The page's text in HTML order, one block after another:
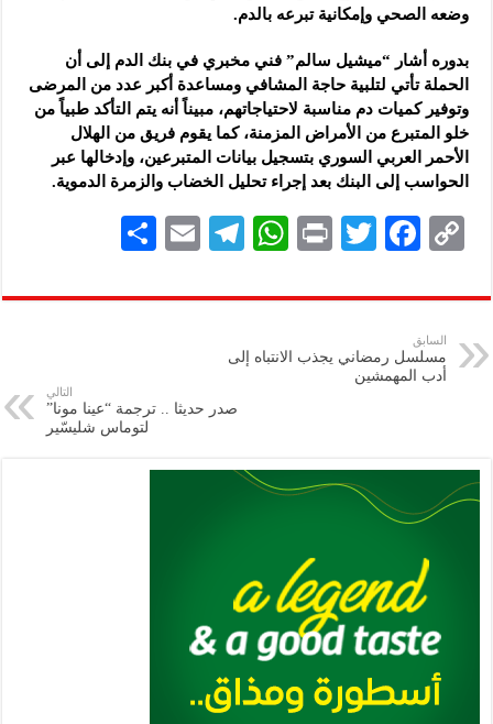
وضعه الصحي وإمكانية تبرعه بالدم.
بدوره أشار “ميشيل سالم” فني مخبري في بنك الدم إلى أن
الحملة تأتي لتلبية حاجة المشافي ومساعدة أكبر عدد من المرضى
وتوفير كميات دم مناسبة لاحتياجاتهم، مبيناً أنه يتم التأكد طبياً من
خلو المتبرع من الأمراض المزمنة، كما يقوم فريق من الهلال
الأحمر العربي السوري بتسجيل بيانات المتبرعين، وإدخالها عبر
الحواسب إلى البنك بعد إجراء تحليل الخضاب والزمرة الدموية.
C
p
y
Li
F
eb
k
T
tt
P
nt
W
at
A
p
Te
gr
E
ai
ar
السابق
مسلسل رمضاني يجذب الانتباه إلى
أدب المهمشين
التالي
صدر حديثا .. ترجمة “عينا مونا”
لتوماس شليسّير